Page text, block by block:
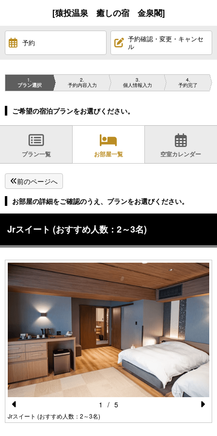
[猿投温泉 癒しの宿 金泉閣]
予約
予約確認・変更・キャンセ
ル
1
プラン選択
2
予約内容入力
3
個人情報入力
4
予約完了
ご希望の宿泊プランをお選びください。
プラン一覧 お部屋一覧 空室カレンダー
前のページへ
お部屋の詳細をご確認のうえ、プランをお選びください。
Jrスイート (おすすめ人数：2～3名)
Pr
Jrスイート (おすすめ人数：2～3名)
1 / 5